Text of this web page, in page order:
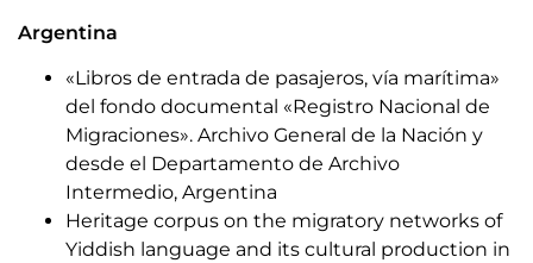
Argentina
«Libros de entrada de pasajeros, vía marítima»
del fondo documental «Registro Nacional de
Migraciones». Archivo General de la Nación y
desde el Departamento de Archivo
Intermedio, Argentina
Heritage corpus on the migratory networks of
Yiddish language and its cultural production in